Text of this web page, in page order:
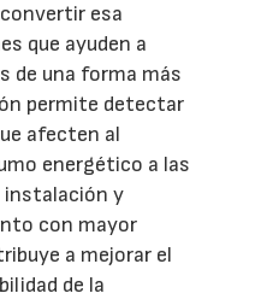
esa
que ayuden a
de una forma más
permite detectar
afecten al
energético a las
instalación y
con mayor
a mejorar el
de la